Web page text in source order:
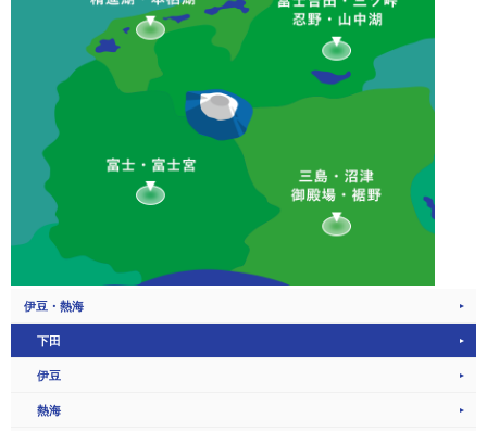
伊豆・熱海
下田
伊豆
熱海